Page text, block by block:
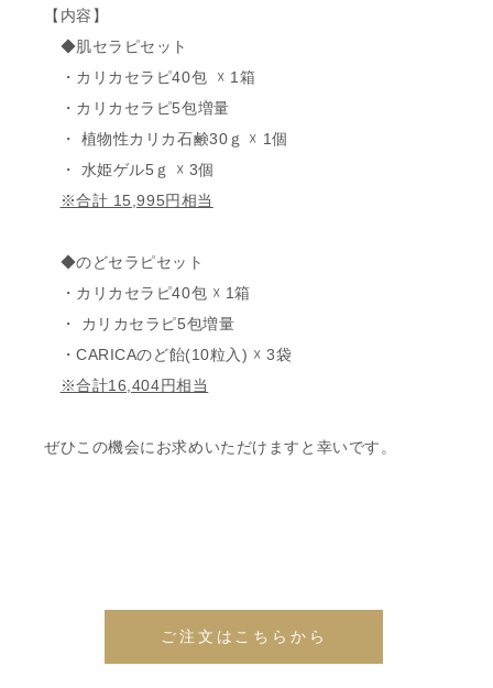
【内容】
◆肌セラピセット
・カリカセラピ40包 ☓ 1箱
・カリカセラピ5包増量
・ 植物性カリカ石鹸30ｇ ☓ 1個
・ 水姫ゲル5ｇ ☓ 3個
※合計 15,995円相当
◆のどセラピセット
・カリカセラピ40包 ☓ 1箱
・ カリカセラピ5包増量
・CARICAのど飴(10粒入) ☓ 3袋
※合計16,404円相当
ぜひこの機会にお求めいただけますと幸いです。
ご注文はこちらから